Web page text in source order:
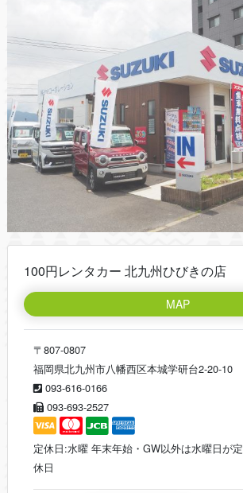
100円レンタカー 北九州ひびきの店
MAP
〒807-0807
福岡県北九州市八幡西区本城学研台2-20-10
093-616-0166
093-693-2527
定休日:水曜 年末年始・GW以外は水曜日が定
休日